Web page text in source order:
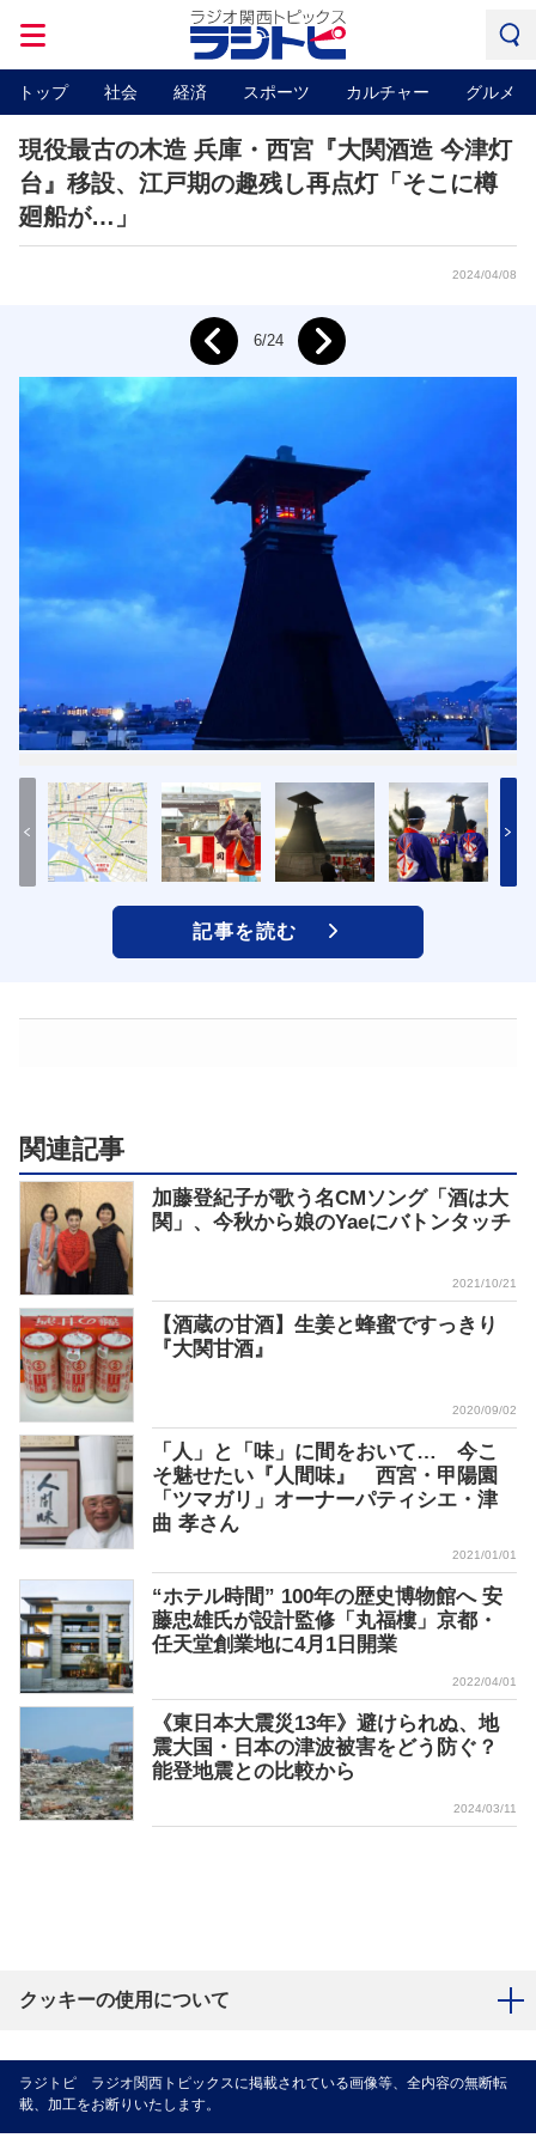
トップ 社会 経済 スポーツ カルチャー グルメ
現役最古の木造 兵庫・西宮『大関酒造 今津灯
台』移設、江戸期の趣残し再点灯「そこに樽
廻船が…」
2024/04/08
6/24
記事を読む
関連記事
加藤登紀子が歌う名CMソング「酒は大
関」、今秋から娘のYaeにバトンタッチ
2021/10/21
【酒蔵の甘酒】生姜と蜂蜜ですっきり
『大関甘酒』
2020/09/02
「人」と「味」に間をおいて… 今こ
そ魅せたい『人間味』 西宮・甲陽園
「ツマガリ」オーナーパティシエ・津
曲 孝さん
2021/01/01
“ホテル時間” 100年の歴史博物館へ 安
藤忠雄氏が設計監修「丸福樓」京都・
任天堂創業地に4月1日開業
2022/04/01
《東日本大震災13年》避けられぬ、地
震大国・日本の津波被害をどう防ぐ？
能登地震との比較から
2024/03/11
クッキーの使用について
ラジトピ ラジオ関西トピックスに掲載されている画像等、全内容の無断転
載、加工をお断りいたします。